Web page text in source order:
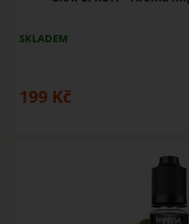
SKLADEM
199 Kč